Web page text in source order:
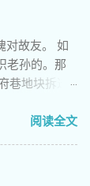
来让后来者
苍 你热情高
卑微身躯稚
不懂人类的
压了生命良
怕他们恐惧
洗刷血迹毁
对故友。 如
老孙的。那
巷地块拆迁
的遗属得到
光他们掌握
得更好的
阅读全文